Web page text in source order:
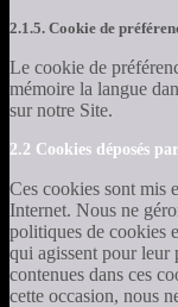
2.1.5. Cookie de
Le cookie de
mémoire la langue
sur notre Site.
2.2 Cookies déposés
Ces cookies sont mis
Internet. Nous ne
politiques de cookies
qui agissent pour leur
contenues dans ces
cette occasion, nous